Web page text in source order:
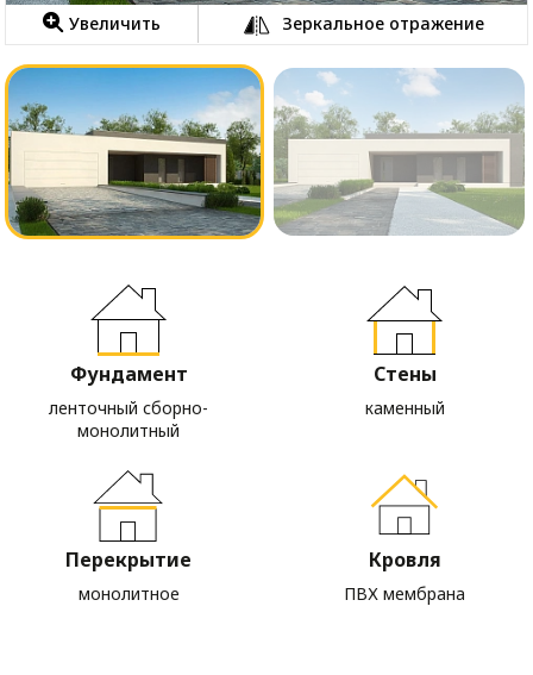
Увеличить Зеркальное отражение
Фундамент
ленточный сборно-
монолитный
Стены
каменный
Перекрытие
монолитное
Кровля
ПВХ мембрана